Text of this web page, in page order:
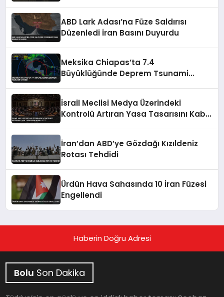
ABD Lark Adası’na Füze Saldırısı
Düzenledi İran Basını Duyurdu
Meksika Chiapas’ta 7.4
Büyüklüğünde Deprem Tsunami
İsrail Meclisi Medya Üzerindeki
Kontrolü Artıran Yasa Tasarısını Kabul
İran’dan ABD’ye Gözdağı Kızıldeniz
Rotası Tehdidi
Ürdün Hava Sahasında 10 İran Füzesi
Engellendi
Haberin Doğru Adresi
Bolu Son Dakika